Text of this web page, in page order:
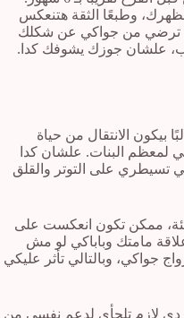
وطبعًا الثقة هتنعكس
ترضي من جواكي عن شكلك
علشان جوزك يشوفك كدا.
بيكون الانتقال من حياة
لمعظم البنات. علشان كدا
تسيطري على التوتر والقلق
ممكن تكون انعكست على
مامتك وباباكي لو مش
جواكي، وبالتالي تأثر عليكي
دي لازم تلجأي لدعم نفسي من